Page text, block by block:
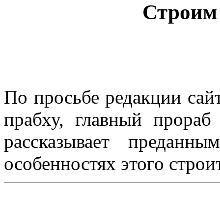
Строим
По просьбе редакции
прабху, главный
рассказывает
особенностях этого